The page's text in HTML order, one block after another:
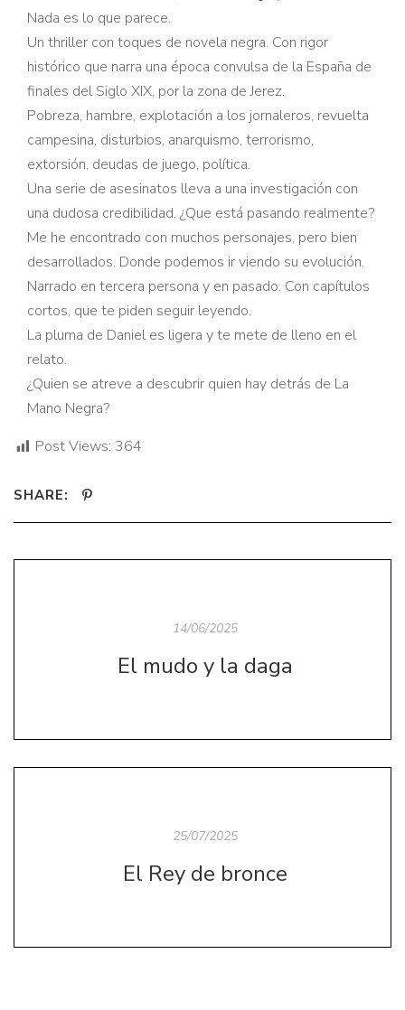
Nada es lo que parece.
Un thriller con toques de novela negra. Con rigor
histórico que narra una época convulsa de la España de
finales del Siglo XIX, por la zona de Jerez.
Pobreza, hambre, explotación a los jornaleros, revuelta
campesina, disturbios, anarquismo, terrorismo,
extorsión, deudas de juego, política.
Una serie de asesinatos lleva a una investigación con
una dudosa credibilidad. ¿Que está pasando realmente?
Me he encontrado con muchos personajes, pero bien
desarrollados. Donde podemos ir viendo su evolución.
Narrado en tercera persona y en pasado. Con capítulos
cortos, que te piden seguir leyendo.
La pluma de Daniel es ligera y te mete de lleno en el
relato.
¿Quien se atreve a descubrir quien hay detrás de La
Mano Negra?
Post Views: 364
SHARE:
14/06/2025
El mudo y la daga
25/07/2025
El Rey de bronce